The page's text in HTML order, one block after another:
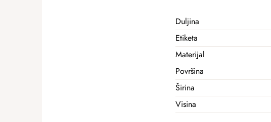
Duljina
Etiketa
Materijal
Površina
Širina
Visina